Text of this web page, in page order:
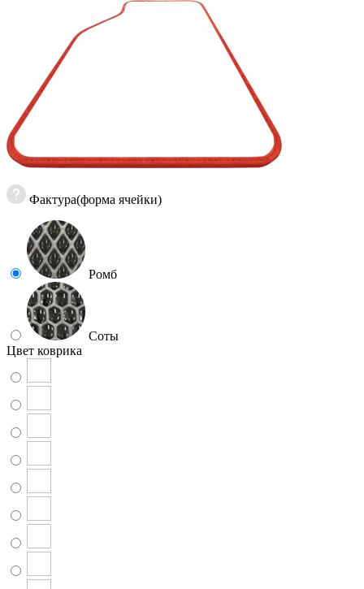
Фактура(форма ячейки)
Ромб
Соты
Цвет коврика